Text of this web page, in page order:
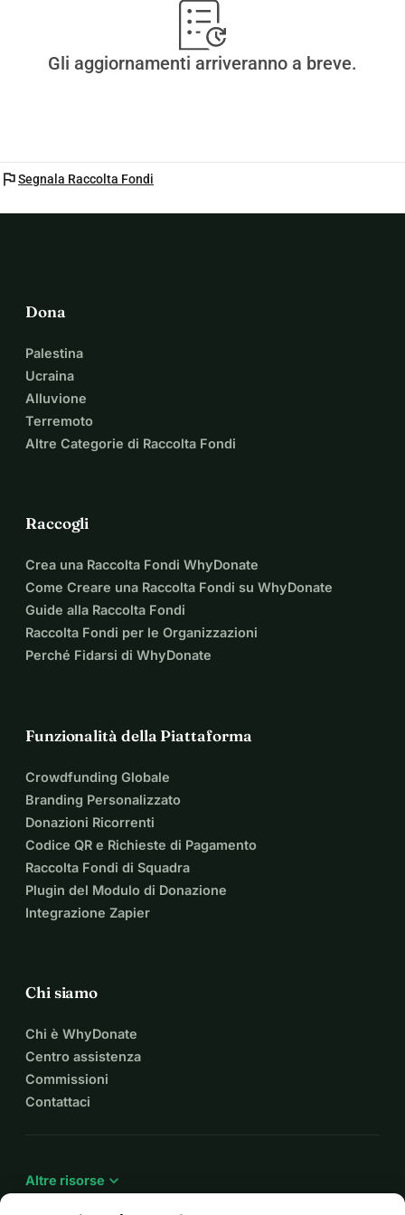
Gli aggiornamenti arriveranno a breve.
flagSegnala Raccolta Fondi
Dona
Palestina
Ucraina
Alluvione
Terremoto
Altre Categorie di Raccolta Fondi
Raccogli
Crea una Raccolta Fondi WhyDonate
Come Creare una Raccolta Fondi su WhyDonate
Guide alla Raccolta Fondi
Raccolta Fondi per le Organizzazioni
Perché Fidarsi di WhyDonate
Funzionalità della Piattaforma
Crowdfunding Globale
Branding Personalizzato
Donazioni Ricorrenti
Codice QR e Richieste di Pagamento
Raccolta Fondi di Squadra
Plugin del Modulo di Donazione
Integrazione Zapier
Chi siamo
Chi è WhyDonate
Centro assistenza
Commissioni
Contattaci
Altre risorse expand_more